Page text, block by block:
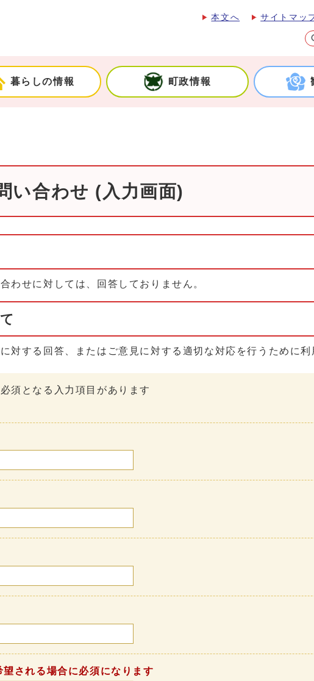
本文へ サイトマッ
暮らしの情報 町政情報
い合わせ (入力画面)
わせに対しては、回答しておりません。
対する回答、またはご意見に対する適切な対応を行うために
須となる入力項目があります
望される場合に必須になります